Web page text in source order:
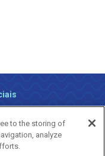
to the storing of
analyze